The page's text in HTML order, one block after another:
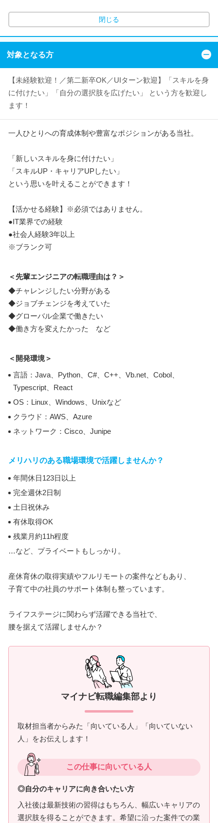
閉じる
対象となる方
【未経験歓迎！／第二新卒OK／UIターン歓迎】「スキルを身
に付けたい」「自分の選択肢を広げたい」 という方を歓迎し
ます！
一人ひとりへの育成体制や豊富なポジションがある当社。
「新しいスキルを身に付けたい」
「スキルUP・キャリアUPしたい」
という思いを叶えることができます！
【活かせる経験】※必須ではありません。
●IT業界での経験
●社会人経験3年以上
※ブランク可
＜先輩エンジニアの転職理由は？＞
◆チャレンジしたい分野がある
◆ジョブチェンジを考えていた
◆グローバル企業で働きたい
◆働き方を変えたかった など
＜開発環境＞
言語：Java、Python、C#、C++、Vb.net、Cobol、
Typescript、React
OS：Linux、Windows、Unixなど
クラウド：AWS、Azure
ネットワーク：Cisco、Junipe
メリハリのある職場環境で活躍しませんか？
年間休日123日以上
完全週休2日制
土日祝休み
有休取得OK
残業月約11h程度
…など、プライベートもしっかり。
産休育休の取得実績やフルリモートの案件などもあり、
子育て中の社員のサポート体制も整っています。
ライフステージに関わらず活躍できる当社で、
腰を据えて活躍しませんか？
マイナビ転職編集部より
取材担当者からみた「向いている人」「向いていない
人」をお伝えします！
この仕事に向いている人
◎自分のキャリアに向き合いたい方
入社後は最新技術の習得はもちろん、幅広いキャリアの
選択肢を得ることができます。希望に沿った案件での業